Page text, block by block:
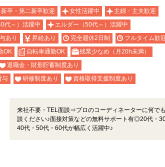
新卒・第二新卒歓迎 女性活躍中
主婦・主夫歓迎
代～）活躍中
エルダー（50代～）活躍中
あり 昇給あり 完全週休2日制
フルタイム歓
OK 自転車通勤OK
残業少なめ（月20h未満）
退職金・財形貯蓄制度あり
与 研修制度あり 資格取得支援制度あり
来社不要・TEL面談⇒プロのコーディネーターに何で
談ください♪面接対策などの無料サポート有◎20代・30
40代・50代・60代が幅広く活躍中♪